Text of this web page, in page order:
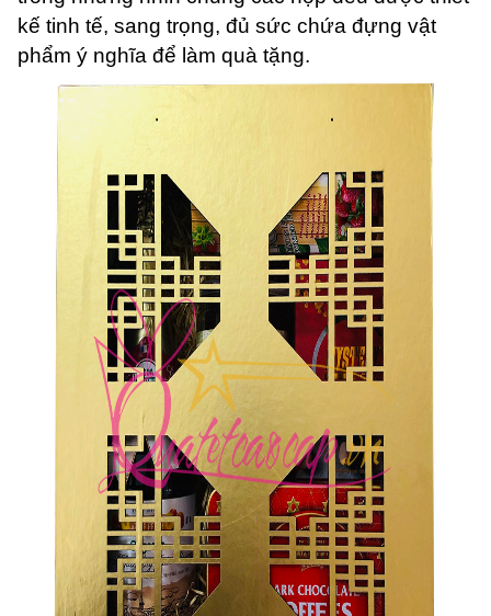
kế tinh tế, sang trọng, đủ sức chứa đựng vật
phẩm ý nghĩa để làm quà tặng.